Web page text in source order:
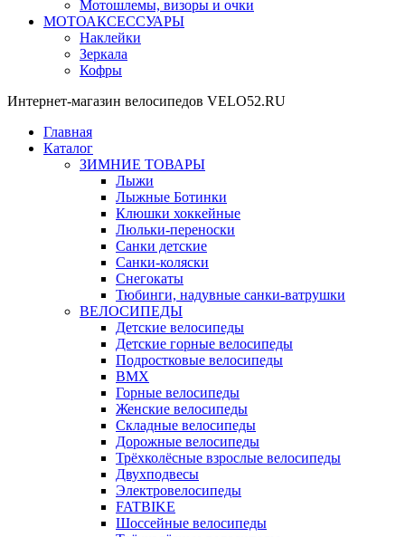
Мотошлемы, визоры и очки
МОТОАКСЕССУАРЫ
Наклейки
Зеркала
Кофры
Интернет-магазин велосипедов VELO52.RU
Главная
Каталог
ЗИМНИЕ ТОВАРЫ
Лыжи
Лыжные Ботинки
Клюшки хоккейные
Люльки-переноски
Санки детские
Санки-коляски
Снегокаты
Тюбинги, надувные санки-ватрушки
ВЕЛОСИПЕДЫ
Детские велосипеды
Детские горные велосипеды
Подростковые велосипеды
BMX
Горные велосипеды
Женские велосипеды
Складные велосипеды
Дорожные велосипеды
Трёхколёсные взрослые велосипеды
Двухподвесы
Электровелосипеды
FATBIKE
Шоссейные велосипеды